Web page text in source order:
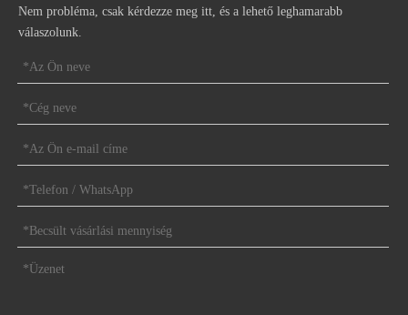
Nem probléma, csak kérdezze meg itt, és a lehető leghamarabb
válaszolunk.